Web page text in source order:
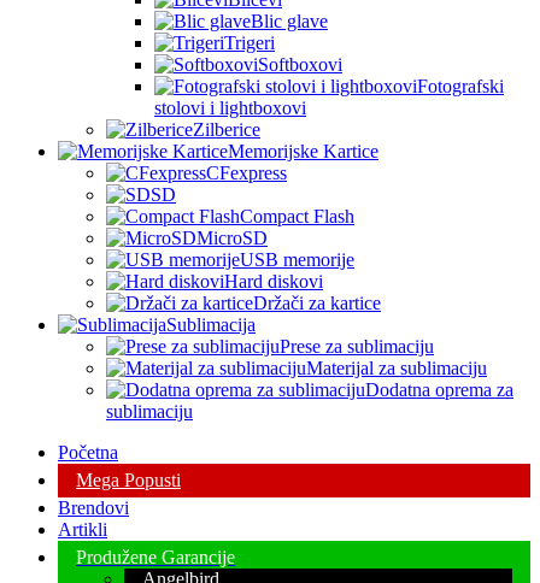
Blic glave
Trigeri
Softboxovi
Fotografski
stolovi i lightboxovi
Zilberice
Memorijske Kartice
CFexpress
SD
Compact Flash
MicroSD
USB memorije
Hard diskovi
Držači za kartice
Sublimacija
Prese za sublimaciju
Materijal za sublimaciju
Dodatna oprema za
sublimaciju
Početna
Mega Popusti
Brendovi
Artikli
Produžene Garancije
Angelbird